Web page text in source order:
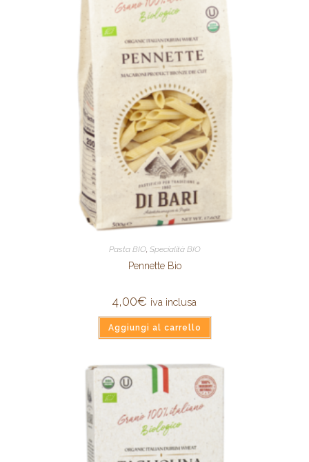
Pasta BIO, Specialità BIO
Pennette Bio
4,00€ iva inclusa
Aggiungi al carrello